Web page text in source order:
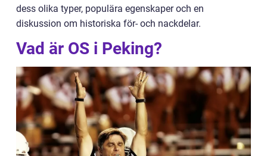
dess olika typer, populära egenskaper och en
diskussion om historiska för- och nackdelar.
Vad är OS i Peking?